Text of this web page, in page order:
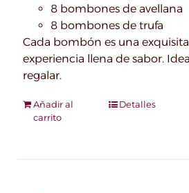
8 bombones de avellana
8 bombones de trufa
Cada bombón es una exquisita
experiencia llena de sabor.
regalar.
Añadir al
carrito
Detalles